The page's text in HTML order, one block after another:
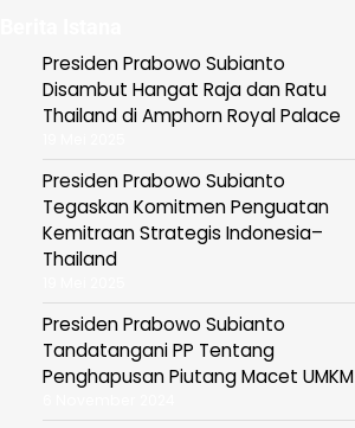
Presiden Prabowo Subianto
Disambut Hangat Raja dan Ratu
Thailand di Amphorn Royal Palace
Presiden Prabowo Subianto
Tegaskan Komitmen Penguatan
Kemitraan Strategis Indonesia–
Thailand
Presiden Prabowo Subianto
Tandatangani PP Tentang
Penghapusan Piutang Macet UMKM